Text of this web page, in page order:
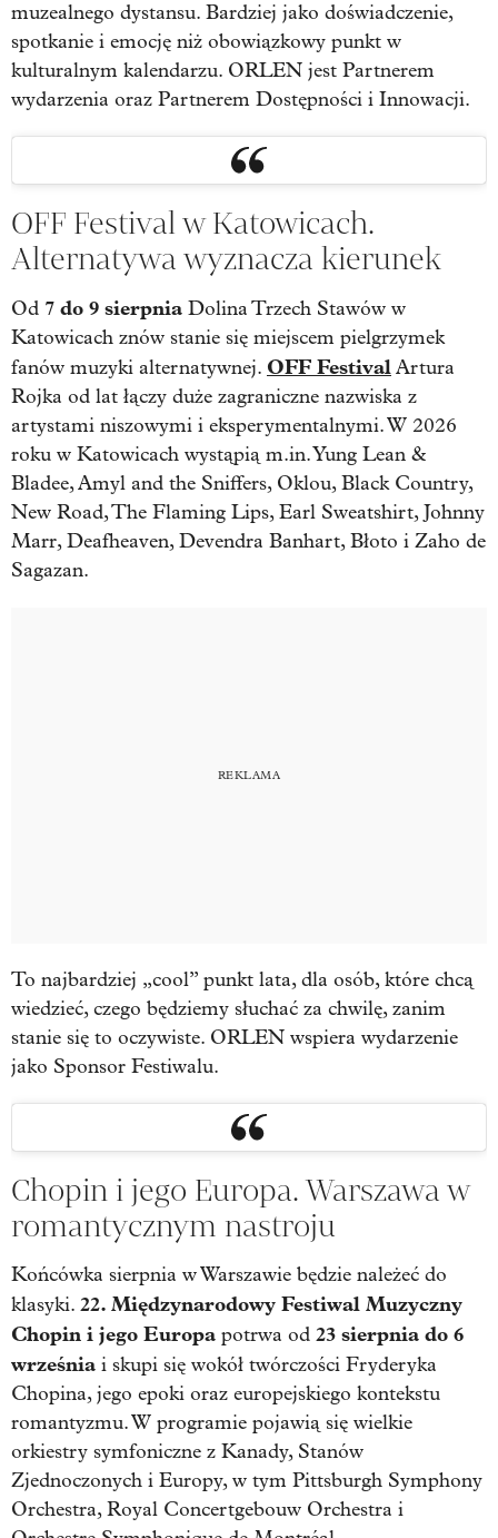
muzealnego dystansu. Bardziej jako doświadczenie,
spotkanie i emocję niż obowiązkowy punkt w
kulturalnym kalendarzu. ORLEN jest Partnerem
wydarzenia oraz Partnerem Dostępności i Innowacji.
OFF Festival w Katowicach.
Alternatywa wyznacza kierunek
Od 7 do 9 sierpnia Dolina Trzech Stawów w
Katowicach znów stanie się miejscem pielgrzymek
fanów muzyki alternatywnej. OFF FestivalArtura
Rojka od lat łączy duże zagraniczne nazwiska z
artystami niszowymi i eksperymentalnymi. W 2026
roku w Katowicach wystąpią m.in. Yung Lean &
Bladee, Amyl and the Sniffers, Oklou, Black Country,
New Road, The Flaming Lips, Earl Sweatshirt, Johnny
Marr, Deafheaven, Devendra Banhart, Błoto i Zaho de
Sagazan.
To najbardziej „cool” punkt lata, dla osób, które chcą
wiedzieć, czego będziemy słuchać za chwilę, zanim
stanie się to oczywiste. ORLEN wspiera wydarzenie
jako Sponsor Festiwalu.
Chopin i jego Europa. Warszawa w
romantycznym nastroju
Końcówka sierpnia w Warszawie będzie należeć do
klasyki. 22. Międzynarodowy Festiwal Muzyczny
Chopin i jego Europa potrwa od 23 sierpnia do 6
września i skupi się wokół twórczości Fryderyka
Chopina, jego epoki oraz europejskiego kontekstu
romantyzmu. W programie pojawią się wielkie
orkiestry symfoniczne z Kanady, Stanów
Zjednoczonych i Europy, w tym Pittsburgh Symphony
Orchestra, Royal Concertgebouw Orchestra i